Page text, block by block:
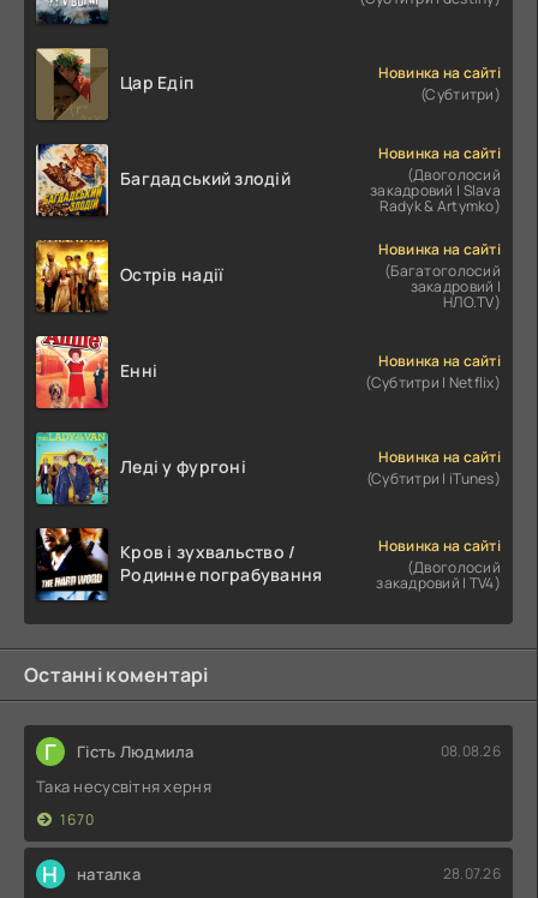
Цар Едіп
Новинка на сайті
(Субтитри)
Багдадський злодій
Новинка на сайті
(Двоголосий
закадровий | Slava
Radyk & Artymko)
Острів надії
Новинка на сайті
(Багатоголосий
закадровий |
НЛО.TV)
Енні
Новинка на сайті
(Субтитри | Netflix)
Леді у фургоні
Новинка на сайті
(Субтитри | iTunes)
Кров і зухвальство /
Родинне пограбування
Новинка на сайті
(Двоголосий
закадровий | TV4)
Останні коментарі
Г Гість Людмила 08.08.26
Така несусвітня херня
1670
Н наталка 28.07.26